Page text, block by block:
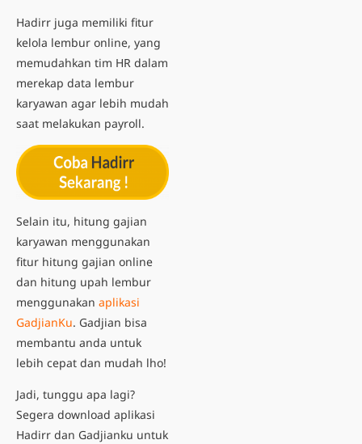
Hadirr juga memiliki fitur
kelola lembur online, yang
memudahkan tim HR dalam
merekap data lembur
karyawan agar lebih mudah
saat melakukan payroll.
Selain itu, hitung gajian
karyawan menggunakan
fitur hitung gajian online
dan hitung upah lembur
menggunakan aplikasi
GadjianKu. Gadjian bisa
membantu anda untuk
lebih cepat dan mudah lho!
Jadi, tunggu apa lagi?
Segera download aplikasi
Hadirr dan Gadjianku untuk